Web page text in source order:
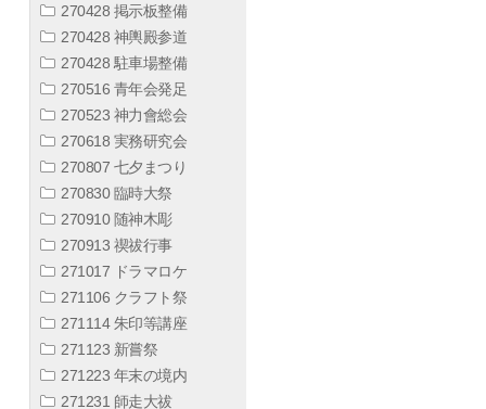
270428 掲示板整備
270428 神輿殿参道
270428 駐車場整備
270516 青年会発足
270523 神力會総会
270618 実務研究会
270807 七夕まつり
270830 臨時大祭
270910 随神木彫
270913 禊祓行事
271017 ドラマロケ
271106 クラフト祭
271114 朱印等講座
271123 新嘗祭
271223 年末の境内
271231 師走大祓